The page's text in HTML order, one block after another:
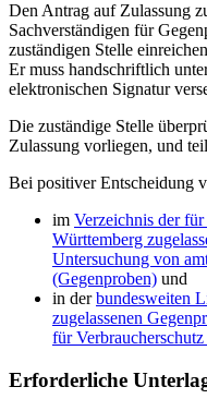
Den Antrag auf Zulassung
Sachverständigen für
zuständigen Stelle
Er muss handschriftlich
elektronischen Signatur
Die zuständige Stelle
Zulassung vorliegen, und
Bei positiver Entscheidung
im Verzeichnis der
Württemberg
Untersuchung von
(Gegenproben) und
in derbundesweiten
zugelassenen
für
Erforderliche